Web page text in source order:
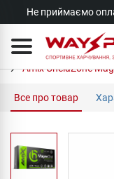
Не приймаємо
Amix ChelaZone
Все про товар